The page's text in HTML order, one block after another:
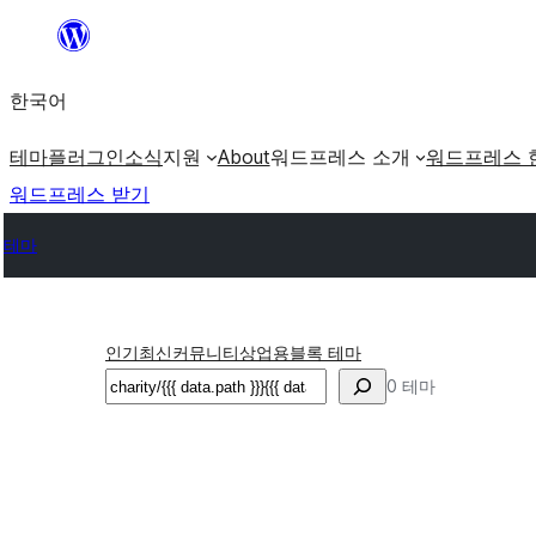
츠
로
로
가
한국어
테마플러그인소식지원 About워드프레스 소개 워드프레스
워드프레스 받기
테마
인기최신커뮤니티상업용블록 테마
검
0 테마